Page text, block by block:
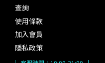
查詢
使用條款
加入會員
隱私政策